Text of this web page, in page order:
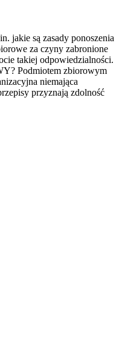
jakie są zasady ponoszenia
za czyny zabronione
takiej odpowiedzialności.
Podmiotem zbiorowym
niemająca
przyznają zdolność